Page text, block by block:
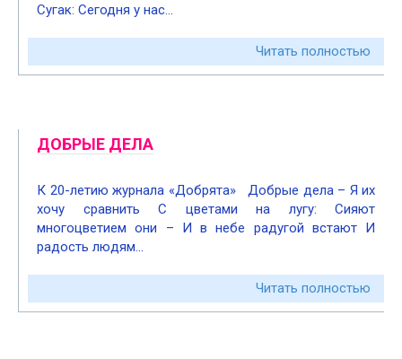
Сугак: Сегодня у нас…
Читать полностью
ДОБРЫЕ ДЕЛА
К 20-летию журнала «Добрята» Добрые дела – Я их
хочу сравнить С цветами на лугу: Сияют
многоцветием они – И в небе радугой встают И
радость людям…
Читать полностью